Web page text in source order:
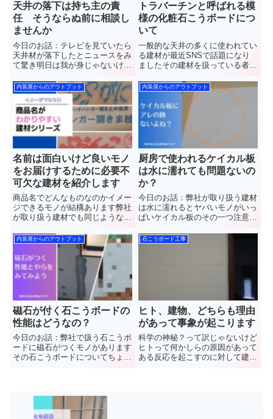
天井の落下は持ち主の責
任 そうならぬ前に相談し
ませんか
今日のお話：テレビを見ていたら
天井材が落下したとニュースをみ
て驚き明日は我が身じゃないけど
で考えるきっかけになってくれた
らと思います 群馬県館
林市で”軽量鉄骨下地工事
(LGS)”と”石こうボード”や”ケ...
トラバーチンと呼ばれる模
様の化粧石こうボードにつ
いて
一般的な天井の多くに使われてい
る建材が最近SNSで話題になり
ましたその建材を扱っている者と
その内容と建材についてお話して
きます群馬県館林市で”軽量鉄骨
下地工事(LGS)”と”石こうボー
ド”や”ケイカル板”など【...
内装屋からのアウトプット
名前は面白いけど良いモノ
をお届けするために必要不
可欠な建材を紹介します
商品名でどんなものなのかイメー
ジできるモノが結構あります弊社
が取り扱う建材でも同じようなモ
介させていただきます群馬県館林
市で”軽量鉄骨下地工事
(LGS)”と”石こうボード”や”ケイカ
ル板”など【天井や壁】の内装...
内装屋からのアウトプット
厨房で使われるケイカル板
は水に濡れても問題ないの
か？
今日のお話：弊社が取り扱う建材
は水に濡れるとヤバいモノがいっ
ぱいケイカル板のその一つ注意し
林市で”軽量鉄骨下地工事
(LGS)”と”石こうボード”や”ケイカ
内装屋からのアウトプット
磁石が付く石こうボードの
性能はどうなの？
今日のお話：弊社で扱う石こうボ
ードに磁石がつくモノがあります
その石こうボードについてちょっ
こうボード”や”ケイカル板”など
【天井や壁】の内装工...
石こうボード工事
ヒト、建物、どちらも理由
があって事象が起こります
科学の神秘？って訳じゃないけど
ヒトって何かしらの原因があって
ある反応を起こすのに対して建物